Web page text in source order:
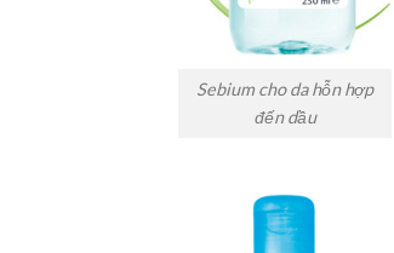
Sebium cho da hỗn hợp
đến dầu